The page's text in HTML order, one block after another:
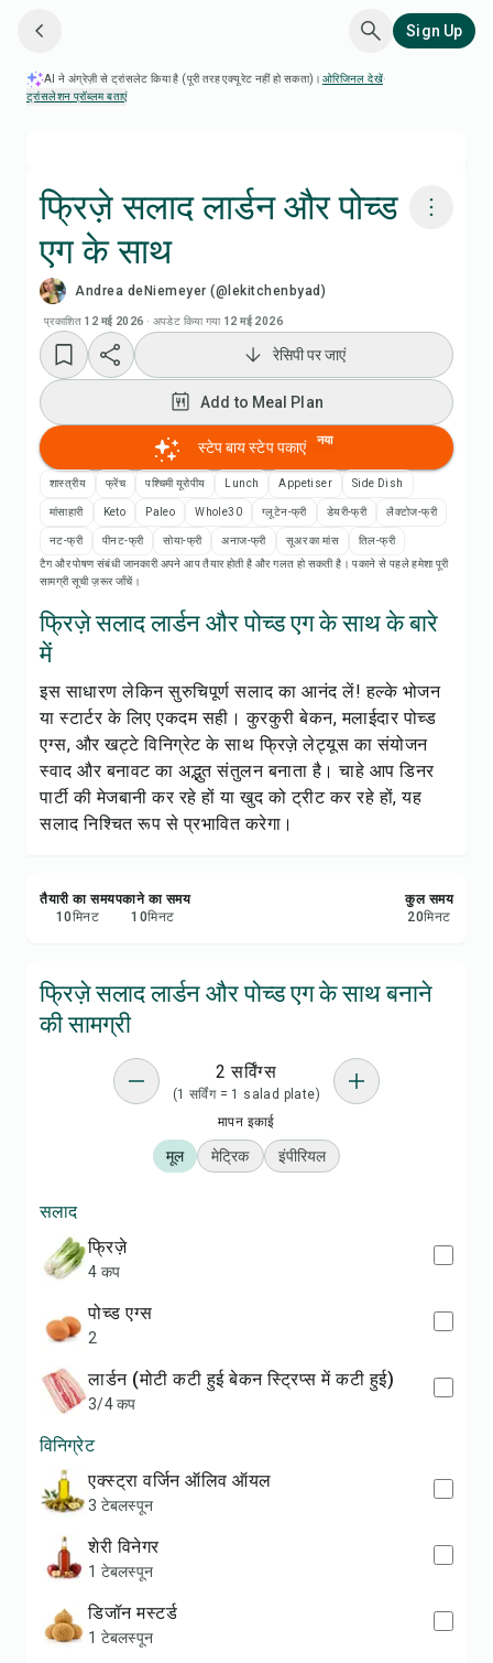
Sign Up
AI ने अंग्रेज़ी से ट्रांसलेट किया है (पूरी तरह एक्यूरेट नहीं हो सकता)। ओरिजिनल देखें·
ट्रांसलेशन प्रॉब्लम बताएं
फ्रिज़े सलाद लार्डन और पोच्ड
एग के साथ
Andrea deNiemeyer (@lekitchenbyad)
प्रकाशित 12 मई 2026 · अपडेट किया गया 12 मई 2026
रेसिपी वीडियो देखें
Add to Meal Plan
Add to Shopping List
रेसिपी प्रिंट करें
सेव करें
रिपोर्ट करें
रेसिपी पर जाएं
Add to Meal Plan
स्टेप बाय स्टेप पकाएं नया
शास्त्रीय फ्रेंच पश्चिमी यूरोपीय Lunch Appetiser Side Dish
मांसाहारी Keto Paleo Whole30 ग्लूटेन-फ्री डेयरी-फ्री लैक्टोज-फ्री
नट-फ्री पीनट-फ्री सोया-फ्री अनाज-फ्री सूअर का मांस
तिल-फ्री
टैग और पोषण संबंधी जानकारी अपने आप तैयार होती है और गलत हो सकती है। पकाने से पहले हमेशा पूरी
सामग्री सूची ज़रूर जाँचें।
फ्रिज़े सलाद लार्डन और पोच्ड एग के साथ के बारे
में
इस साधारण लेकिन सुरुचिपूर्ण सलाद का आनंद लें! हल्के भोजन
या स्टार्टर के लिए एकदम सही। कुरकुरी बेकन, मलाईदार पोच्ड
एग्स, और खट्टे विनिग्रेट के साथ फ्रिज़े लेट्यूस का संयोजन
स्वाद और बनावट का अद्भुत संतुलन बनाता है। चाहे आप डिनर
पार्टी की मेजबानी कर रहे हों या खुद को ट्रीट कर रहे हों, यह
सलाद निश्चित रूप से प्रभावित करेगा।
तैयारी का समय
10मिनट
पकाने का समय
10मिनट
कुल समय
20मिनट
फ्रिज़े सलाद लार्डन और पोच्ड एग के साथ बनाने
की सामग्री
2 सर्विंग्स
(1 सर्विंग = 1 salad plate)
मापन इकाई
मूल मेट्रिक इंपीरियल
सलाद
फ्रिज़े
4 कप
पोच्ड एग्स
2
लार्डन (मोटी कटी हुई बेकन स्ट्रिप्स में कटी हुई)
3/4 कप
विनिग्रेट
एक्स्ट्रा वर्जिन ऑलिव ऑयल
3 टेबलस्पून
शेरी विनेगर
1 टेबलस्पून
डिजॉन मस्टर्ड
1 टेबलस्पून